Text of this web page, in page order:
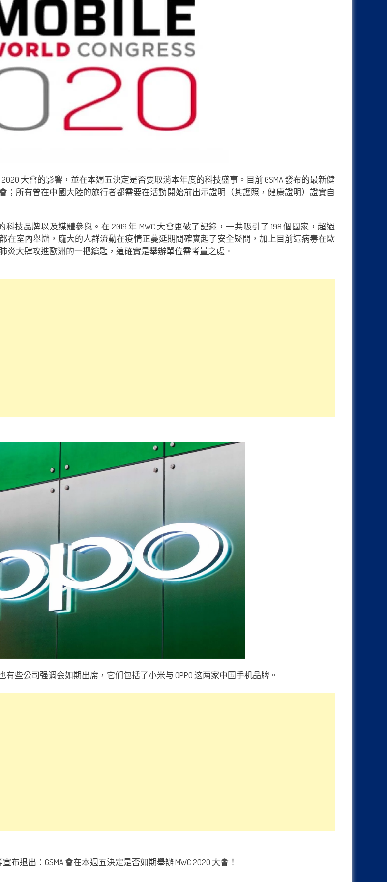
大會的影響，並在本週五決定是否要取消本年度的科技盛事。目前 GSMA 發布的最新健
；所有曾在中國大陸的旅行者都需要在活動開始前出示證明（其護照，健康證明）證實自
技品牌以及媒體參與。在 2019 年 MWC 大會更破了記錄，一共吸引了 198 個國家，超過
在室內舉辦，龐大的人群流動在疫情正蔓延期間確實起了安全疑問，加上目前這病毒在歐
炎大肆攻進歐洲的一把鑰匙，這確實是舉辦單位需考量之處。
些公司强调会如期出席，它们包括了小米与 OPPO 这两家中国手机品牌。